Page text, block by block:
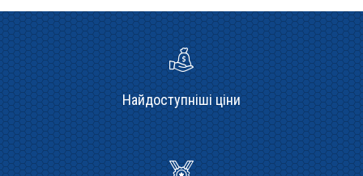
Найдоступніші ціни